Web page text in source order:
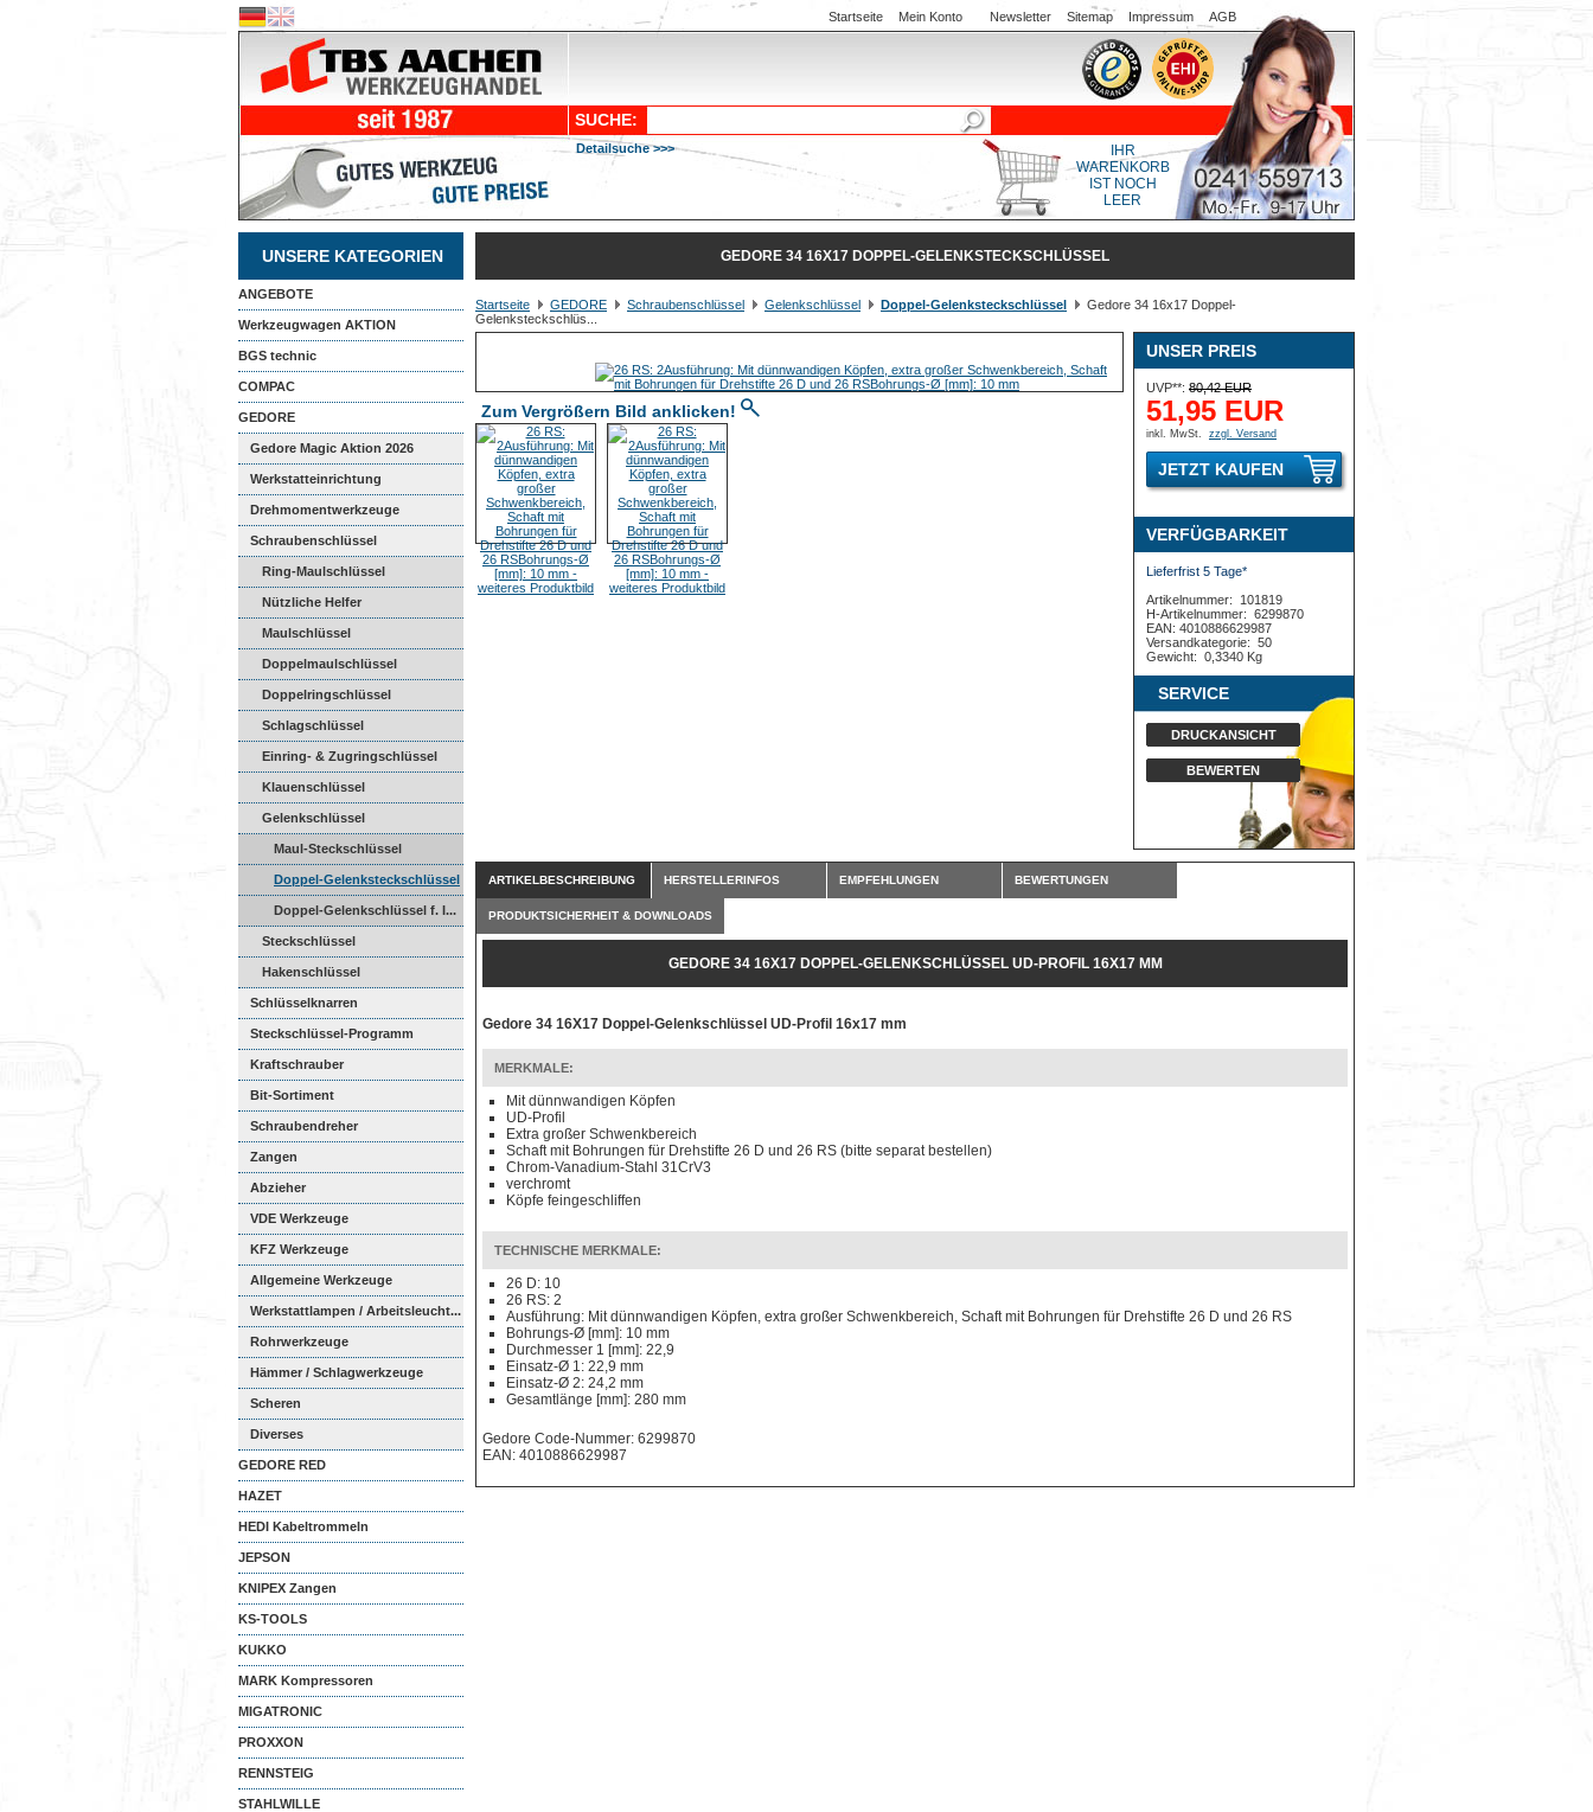
Startseite Mein Konto Newsletter Sitemap Impressum AGB
SUCHE:
Detailsuche >>>
IHR
WARENKORB
IST NOCH
LEER
UNSERE KATEGORIEN
ANGEBOTE
Werkzeugwagen AKTION
BGS technic
COMPAC
GEDORE
Gedore Magic Aktion 2026
Werkstatteinrichtung
Drehmomentwerkzeuge
Schraubenschlüssel
Ring-Maulschlüssel
Nützliche Helfer
Maulschlüssel
Doppelmaulschlüssel
Doppelringschlüssel
Schlagschlüssel
Einring- & Zugringschlüssel
Klauenschlüssel
Gelenkschlüssel
Maul-Steckschlüssel
Doppel-Gelenksteckschlüssel
Doppel-Gelenkschlüssel f. I...
Steckschlüssel
Hakenschlüssel
Schlüsselknarren
Steckschlüssel-Programm
Kraftschrauber
Bit-Sortiment
Schraubendreher
Zangen
Abzieher
VDE Werkzeuge
KFZ Werkzeuge
Allgemeine Werkzeuge
Werkstattlampen / Arbeitsleucht...
Rohrwerkzeuge
Hämmer / Schlagwerkzeuge
Scheren
Diverses
GEDORE RED
HAZET
HEDI Kabeltrommeln
JEPSON
KNIPEX Zangen
KS-TOOLS
KUKKO
MARK Kompressoren
MIGATRONIC
PROXXON
RENNSTEIG
STAHLWILLE
GEDORE 34 16X17 DOPPEL-GELENKSTECKSCHLÜSSEL
Startseite GEDORE Schraubenschlüssel Gelenkschlüssel Doppel-Gelenksteckschlüssel
Gedore 34 16x17 Doppel-
Gelenksteckschlüs...
Zum Vergrößern Bild anklicken!
UNSER PREIS
UVP**: 80,42 EUR
51,95 EUR
inkl. MwSt. zzgl. Versand
JETZT KAUFEN
VERFÜGBARKEIT
Lieferfrist 5 Tage*
Artikelnummer:
101819
H-Artikelnummer: 6299870
EAN: 4010886629987
Versandkategorie: 50
Gewicht: 0,3340 Kg
SERVICE
DRUCKANSICHT
BEWERTEN
ARTIKELBESCHREIBUNG HERSTELLERINFOS EMPFEHLUNGEN BEWERTUNGEN
PRODUKTSICHERHEIT & DOWNLOADS
GEDORE 34 16X17 DOPPEL-GELENKSCHLÜSSEL UD-PROFIL 16X17 MM
Gedore 34 16X17 Doppel-Gelenkschlüssel UD-Profil 16x17 mm
MERKMALE:
Mit dünnwandigen Köpfen
UD-Profil
Extra großer Schwenkbereich
Schaft mit Bohrungen für Drehstifte 26 D und 26 RS (bitte separat bestellen)
Chrom-Vanadium-Stahl 31CrV3
verchromt
Köpfe feingeschliffen
TECHNISCHE MERKMALE:
26 D: 10
26 RS: 2
Ausführung: Mit dünnwandigen Köpfen, extra großer Schwenkbereich, Schaft mit Bohrungen für Drehstifte 26 D und 26 RS
Bohrungs-Ø [mm]: 10 mm
Durchmesser 1 [mm]: 22,9
Einsatz-Ø 1: 22,9 mm
Einsatz-Ø 2: 24,2 mm
Gesamtlänge [mm]: 280 mm
Gedore Code-Nummer: 6299870
EAN: 4010886629987